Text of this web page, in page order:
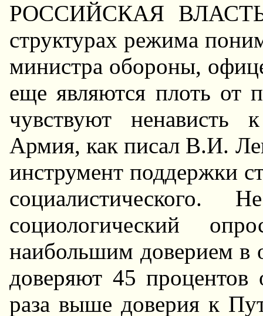
РОССИЙСКАЯ ВЛАСТЬ
структурах режима
министра обороны,
еще являются плоть от
чувствуют ненависть
Армия, как писал В.И.
инструмент поддержки
социалистического.
социологический
наибольшим доверием в
доверяют 45
раза выше доверия к